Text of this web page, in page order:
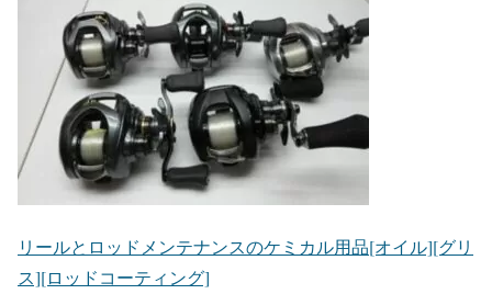
リールとロッドメンテナンスのケミカル用品[オイル][グリ
ス][ロッドコーティング]